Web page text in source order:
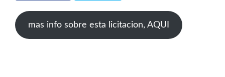
mas info sobre esta licitacion, AQUI